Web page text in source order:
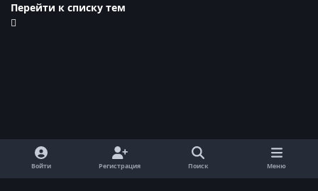
Перейти к списку тем
Войти Регистрация Поиск Меню